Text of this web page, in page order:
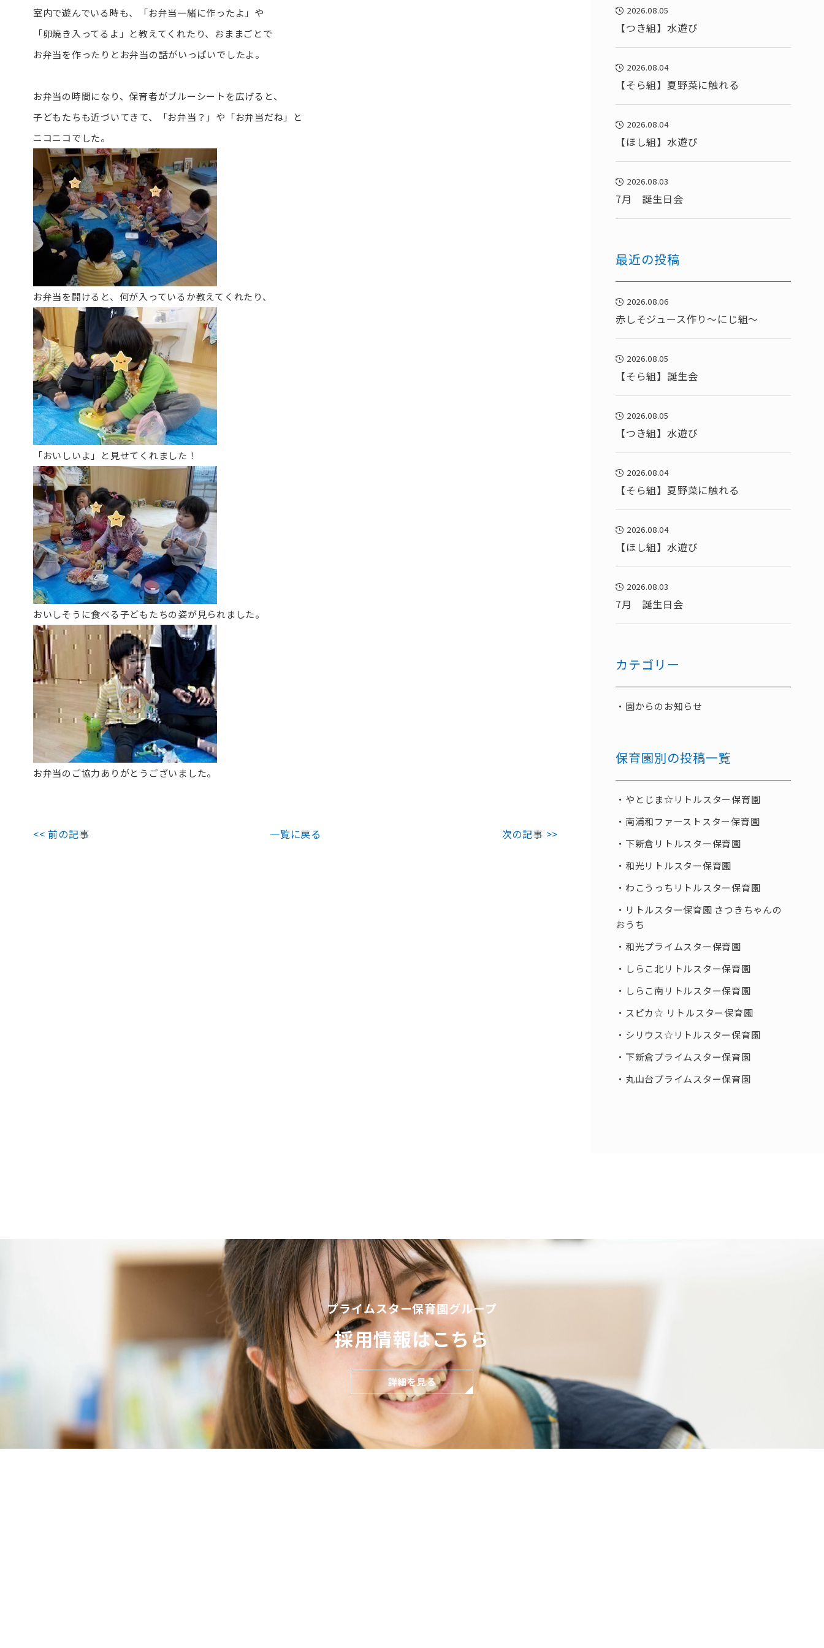
室内で遊んでいる時も、「お弁当一緒に作ったよ」や
「卵焼き入ってるよ」と教えてくれたり、おままごとで
お弁当を作ったりとお弁当の話がいっぱいでしたよ。
お弁当の時間になり、保育者がブルーシートを広げると、
子どもたちも近づいてきて、「お弁当？」や「お弁当だね」と
ニコニコでした。
お弁当を開けると、何が入っているか教えてくれたり、
「おいしいよ」と見せてくれました！
おいしそうに食べる子どもたちの姿が見られました。
お弁当のご協力ありがとうございました。
<< 前の記事 一覧に戻る 次の記事 >>
2026.08.05
【つき組】水遊び
2026.08.04
【そら組】夏野菜に触れる
2026.08.04
【ほし組】水遊び
2026.08.03
7月 誕生日会
最近の投稿
2026.08.06
赤しそジュース作り～にじ組～
2026.08.05
【そら組】誕生会
2026.08.05
【つき組】水遊び
2026.08.04
【そら組】夏野菜に触れる
2026.08.04
【ほし組】水遊び
2026.08.03
7月 誕生日会
カテゴリー
園からのお知らせ
保育園別の投稿一覧
やとじま☆リトルスター保育園
南浦和ファーストスター保育園
下新倉リトルスター保育園
和光リトルスター保育園
わこうっちリトルスター保育園
リトルスター保育園 さつきちゃんの
おうち
和光プライムスター保育園
しらこ北リトルスター保育園
しらこ南リトルスター保育園
スピカ☆ リトルスター保育園
シリウス☆リトルスター保育園
下新倉プライムスター保育園
丸山台プライムスター保育園
プライムスター保育園グループ
採用情報はこちら
詳細を見る